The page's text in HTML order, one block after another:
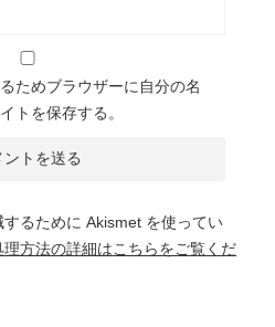
ためブラウザーに自分の名
トを保存する。
るために Akismet を使ってい
方法の詳細はこちらをご覧くだ